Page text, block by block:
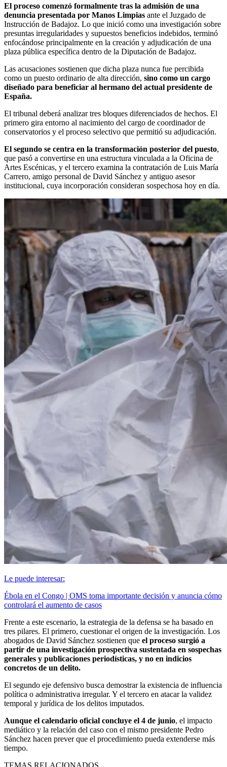
El proceso comenzó formalmente tras la admisión de una
denuncia presentada por Manos Limpias ante el Juzgado de
Instrucción de Badajoz. Lo que inició como una investigación sobre
presuntas irregularidades y supuestos beneficios indebidos, terminó
enfocándose principalmente en la creación y adjudicación de una
plaza pública específica dentro de la Diputación de Badajoz.
Las acusaciones sostienen que dicha plaza nunca fue percibida
como un puesto ordinario de alta dirección, sino como un cargo
diseñado para beneficiar al hermano del actual presidente de
España.
El tribunal deberá analizar tres bloques diferenciados de hechos. El
primero gira entorno al nacimiento del cargo de coordinador de
conservatorios y el proceso selectivo que permitió su adjudicación.
El segundo se centra en la transformación posterior del puesto,
que pasó a convertirse en una estructura vinculada a la Oficina de
Artes Escénicas, y el tercero examina la contratación de Luis María
Carrero, amigo personal de David Sánchez y antiguo asesor
institucional, cuya incorporación consideran sospechosa hoy en día.
Le puede interesar:
Ébola en el Congo | OMS toma importante decisión y anuncia cómo
controlará el aumento de casos
Frente a este escenario, la estrategia de la defensa se ha basado en
tres pilares. El primero, cuestionar el origen de la investigación. Los
abogados de David Sánchez sostienen que el proceso surgió a
partir de una investigación prospectiva sustentada en sospechas
generales y publicaciones periodísticas, y no en indicios
concretos de un delito.
El segundo eje defensivo busca demostrar la existencia de influencia
política o administrativa irregular. Y el tercero en atacar la validez
temporal y jurídica de los delitos imputados.
Aunque el calendario oficial concluye el 4 de junio, el impacto
mediático y la relación del caso con el mismo presidente Pedro
Sánchez hacen prever que el procedimiento pueda extenderse más
tiempo.
TEMAS RELACIONADOS